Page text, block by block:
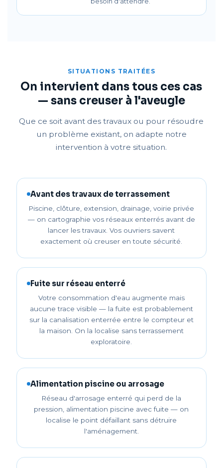
SITUATIONS TRAITÉES
On intervient dans tous ces cas
— sans creuser à l'aveugle
Que ce soit avant des travaux ou pour résoudre
un problème existant, on adapte notre
intervention à votre situation.
Avant des travaux de terrassement
Piscine, clôture, extension, drainage, voirie privée
— on cartographie vos réseaux enterrés avant de
lancer les travaux. Vos ouvriers savent
exactement où creuser en toute sécurité.
Fuite sur réseau enterré
Votre consommation d'eau augmente mais
aucune trace visible — la fuite est probablement
sur la canalisation enterrée entre le compteur et
la maison. On la localise sans terrassement
exploratoire.
Alimentation piscine ou arrosage
Réseau d'arrosage enterré qui perd de la
pression, alimentation piscine avec fuite — on
localise le point défaillant sans détruire
l'aménagement.